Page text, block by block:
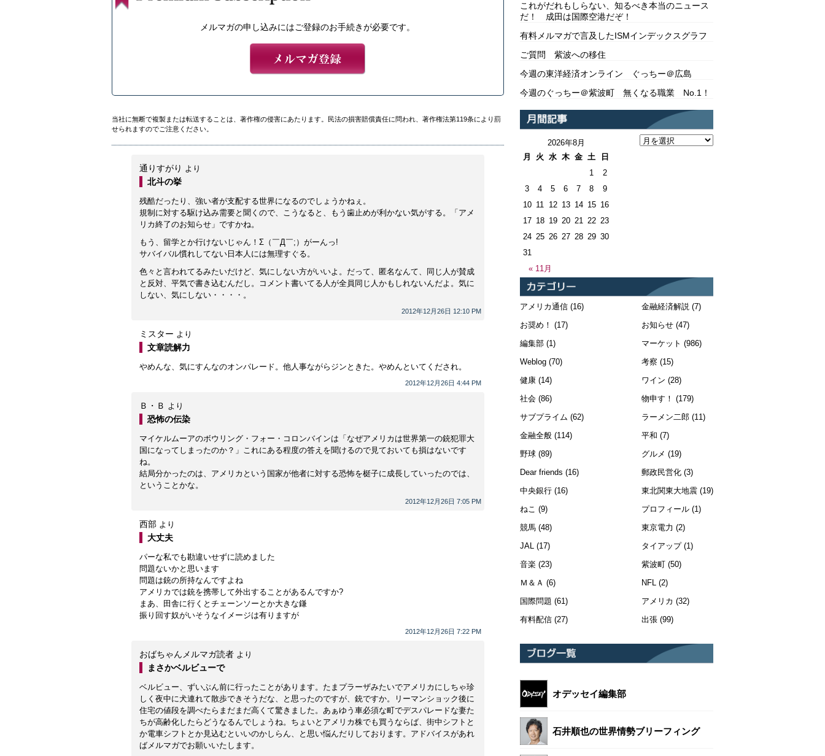
メルマガの申し込みにはご登録のお手続きが必要です。
当社に無断で複製または転送することは、著作権の侵害にあたります。民法の損害賠償責任に問われ、著作権法第119条により罰
せられますのでご注意ください。
通りすがり より
2012年12月26日 12:10 PM
北斗の挙
残酷だったり、強い者が支配する世界になるのでしょうかねぇ。
規制に対する駆け込み需要と聞くので、こうなると、もう歯止めが利かない気がする。「アメ
リカ終了のお知らせ」ですかね。
もう、留学とか行けないじゃん！Σ（￣Д￣;）がーんっ!
サバイバル慣れしてない日本人には無理すぐる。
色々と言われてるみたいだけど、気にしない方がいいよ。だって、匿名なんて、同じ人が賛成
と反対、平気で書き込むんだし。コメント書いてる人が全員同じ人かもしれないんだよ。気に
しない、気にしない・・・・。
ミスター より
2012年12月26日 4:44 PM
文章読解力
やめんな、気にすんなのオンパレード。他人事ながらジンときた。やめんといてくだされ。
Ｂ・Ｂ より
2012年12月26日 7:05 PM
恐怖の伝染
マイケルムーアのボウリング・フォー・コロンバインは「なぜアメリカは世界第一の銃犯罪大
国になってしまったのか？」これにある程度の答えを聞けるので見ておいても損はないです
ね。
結局分かったのは、アメリカという国家が他者に対する恐怖を梃子に成長していったのでは、
ということかな。
西部 より
2012年12月26日 7:22 PM
大丈夫
パーな私でも勘違いせずに読めました
問題ないかと思います
問題は銃の所持なんですよね
アメリカでは銃を携帯して外出することがあるんですか?
まあ、田舎に行くとチェーンソーとか大きな鎌
振り回す奴がいそうなイメージは有りますが
おばちゃんメルマガ読者 より
まさかベルビューで
ベルビュー、ずいぶん前に行ったことがあります。たまプラーザみたいでアメリカにしちゃ珍
しく夜中に犬連れて散歩できそうだな、と思ったのですが、銃ですか。リーマンショック後に
住宅の値段を調べたらまだまだ高くて驚きました。あぁゆう車必須な町でデスパレードな妻た
ちが高齢化したらどうなるんでしょうね。ちょいとアメリカ株でも買うならば、街中シフトと
か電車シフトとか見込むといいのかしらん、と思い悩んだりしております。アドバイスがあれ
ばメルマガでお願いいたします。
これがだれもしらない、知るべき本当のニュース
だ！ 成田は国際空港だぞ！
有料メルマガで言及したISMインデックスグラフ
ご質問 紫波への移住
今週の東洋経済オンライン ぐっちー＠広島
今週のぐっちー＠紫波町 無くなる職業 No.1！
2026年8月
月
火 水 木 金 土 日
« 11月
1
2
3
4 5 6 7 8
9
10 11 12 13 14 15 16
17 18 19 20 21 22 23
24 25 26 27 28 29 30
31
アメリカ通信 (16)
お奨め！ (17)
編集部 (1)
Weblog (70)
健康 (14)
社会 (86)
サブプライム (62)
金融全般 (114)
野球 (89)
Dear friends (16)
中央銀行 (16)
ねこ (9)
競馬 (48)
JAL (17)
音楽 (23)
Ｍ＆Ａ (6)
国際問題 (61)
有料配信 (27)
金融経済解説(7)
お知らせ(47)
マーケット (986)
考察 (15)
ワイン (28)
物申す！ (179)
ラーメン二郎(11)
平和 (7)
グルメ (19)
郵政民営化(3)
東北関東大地震(19)
プロフィール(1)
東京電力 (2)
タイアップ(1)
紫波町(50)
NFL(2)
アメリカ (32)
出張(99)
オデッセイ編集部
石井順也の世界情勢ブリーフィング